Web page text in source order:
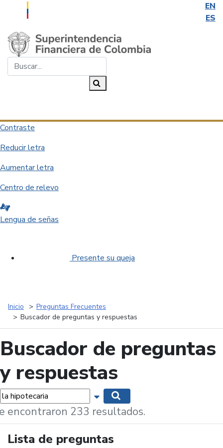
EN
ES
Saltar al contenido principal
Contraste
Reducir letra
Aumentar letra
Centro de relevo
Lengua de señas
Presente su queja
Inicio
Preguntas Frecuentes
Buscador de preguntas y respuestas
Buscador de preguntas
y respuestas
Mostrar opciones de búsqueda
encontraron 233 resultados.
Lista de preguntas